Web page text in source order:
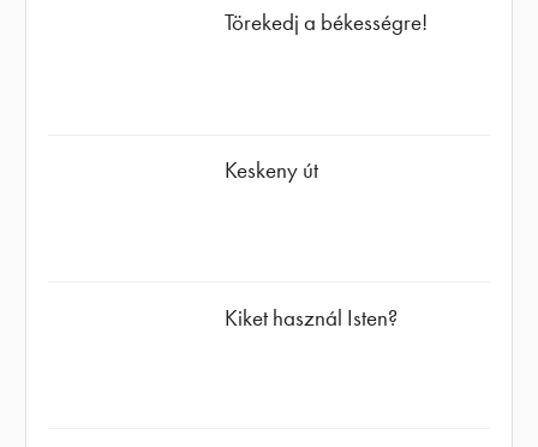
Törekedj a békességre!
Keskeny út
Kiket használ Isten?